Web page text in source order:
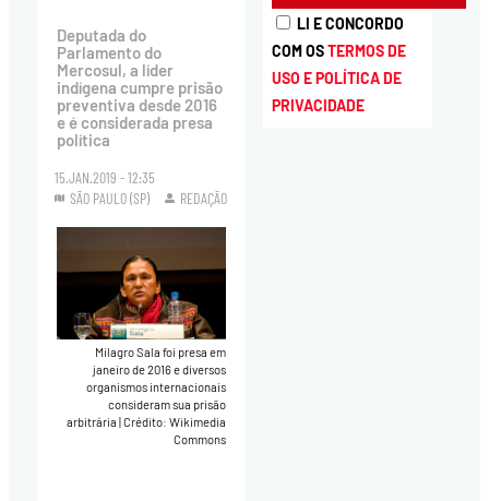
Deputada do
Parlamento do
Mercosul, a líder
indígena cumpre prisão
preventiva desde 2016
e é considerada presa
política
15.JAN.2019 - 12:35
SÃO PAULO (SP)
REDAÇÃO
Milagro Sala foi presa em
janeiro de 2016 e diversos
organismos internacionais
consideram sua prisão
arbitrária|Crédito: Wikimedia
Commons
LI E CONCORDO
COM OSTERMOS DE
USO E POLÍTICA DE
PRIVACIDADE